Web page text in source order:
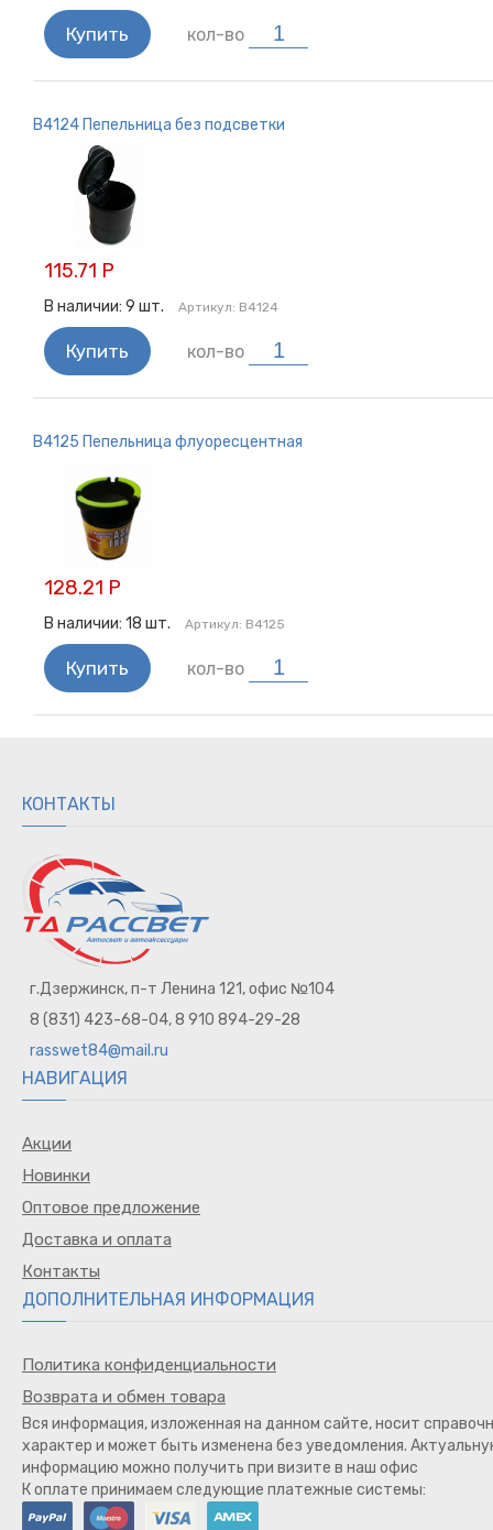
Авто обложки
Сумки водителя
Перчатки
Фонари
Огнетушитель
Водосгон
Канистры
Губа на бампер
Бачок-опрыскиватель
Аварийный знак
Сетевое зарядное устройство
Для прицепа
Накладки на руль
Купить кол-во
B4124 Пепельница без подсветки
115.71 Р
В наличии: 9 шт. Артикул: B4124
Купить кол-во
B4125 Пепельница флуоресцентная
128.21 Р
В наличии: 18 шт. Артикул: B4125
Купить кол-во
КОНТАКТЫ
г.Дзержинск, п-т Ленина 121, офис №104
8 (831) 423-68-04, 8 910 894-29-28
rasswet84@mail.ru
НАВИГАЦИЯ
Акции
Новинки
Оптовое предложение
Доставка и оплата
Контакты
ДОПОЛНИТЕЛЬНАЯ ИНФОРМАЦИЯ
Политика конфиденциальности
Возврата и обмен товара
Вся информация, изложенная на данном сайте, носит
характер и может быть изменена без уведомления.
информацию можно получить при визите в наш офис
К оплате принимаем следующие платежные системы: